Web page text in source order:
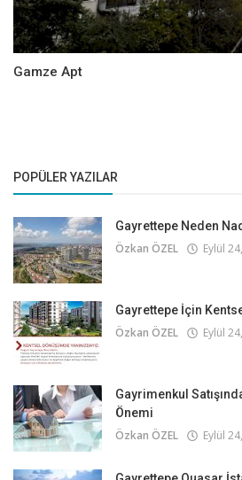
Gamze Apt
POPÜLER YAZILAR
Gayrettepe Neden
Özkan ÖZEL Eylül
Gayrettepe İçin
Özkan ÖZEL Eylül
Gayrimenkul
Önemi
Özkan ÖZEL Eylül